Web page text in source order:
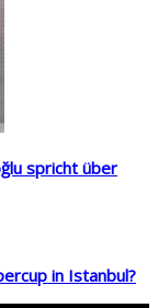
spricht über
in Istanbul?